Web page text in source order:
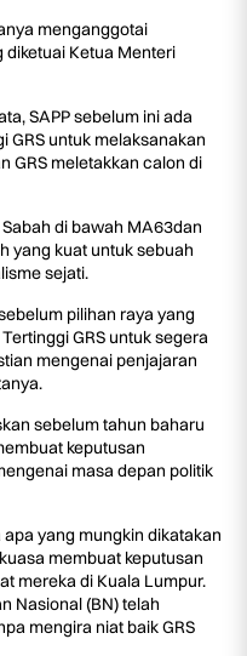
menganggotai
diketuai Ketua Menteri
SAPP sebelum ini ada
GRS untuk melaksanakan
GRS meletakkan calon di
di bawah MA63dan
yang kuat untuk sebuah
sejati.
pilihan raya yang
GRS untuk segera
mengenai penjajaran
sebelum tahun baharu
keputusan
masa depan politik
yang mungkin dikatakan
membuat keputusan
mereka di Kuala Lumpur.
Nasional (BN) telah
mengira niat baik GRS